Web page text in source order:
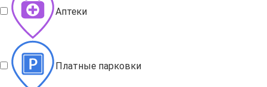
Аптеки
Платные парковки